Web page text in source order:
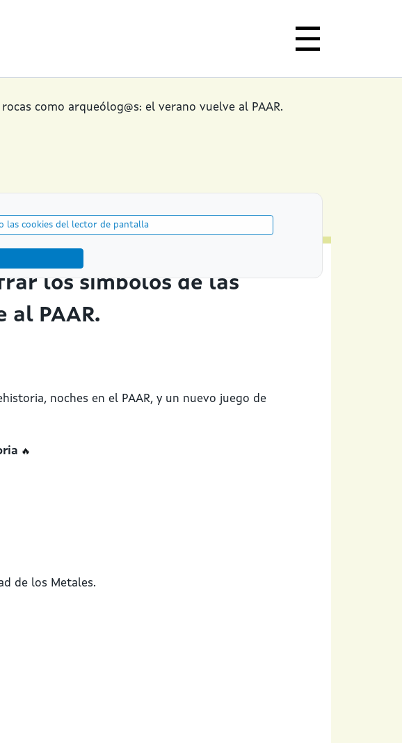
como arqueólog@s: el verano vuelve al PAAR.
las cookies del lector de pantalla
los símbolos de las
al PAAR.
noches en el PAAR, y un nuevo juego de
🔥
de los Metales.